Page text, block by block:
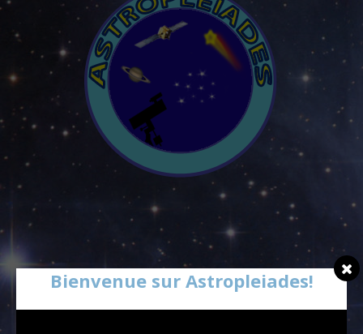
Bienvenue sur Astropleiades!